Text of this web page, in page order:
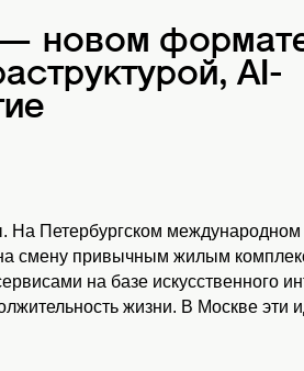
— новом
AI-
Петербургском
смену привычным жилым
на базе искусственного
жизни. В Москве